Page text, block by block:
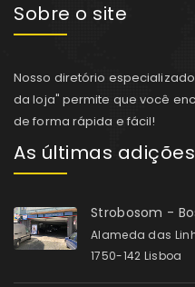
Sobre o site
Nosso diretório
da loja" permite que você
de forma rápida e fácil!
As últimas adições
Strobosom -
Alameda das
1750-142 Lisboa